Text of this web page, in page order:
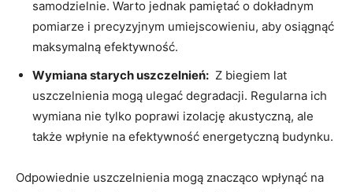
samodzielnie. Warto jednak pamiętać o⁢ dokładnym
pomiarze i precyzyjnym⁤ umiejscowieniu,⁢ aby osiągnąć
maksymalną​ efektywność.
Wymiana ‍starych uszczelnień: ⁤ Z​ biegiem lat
uszczelnienia ‍mogą ulegać degradacji. Regularna ich
wymiana nie tylko poprawi izolację akustyczną,​ ale
także wpłynie na efektywność ‌energetyczną budynku.
Odpowiednie uszczelnienia mogą znacząco wpłynąć na